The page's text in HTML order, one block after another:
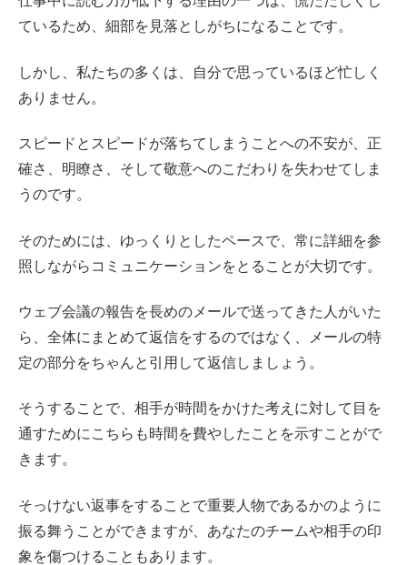
ているため、細部を見落としがちになることです。
しかし、私たちの多くは、自分で思っているほど忙しく
ありません。
スピードとスピードが落ちてしまうことへの不安が、正
確さ、明瞭さ、そして敬意へのこだわりを失わせてしま
うのです。
そのためには、ゆっくりとしたペースで、常に詳細を参
照しながらコミュニケーションをとることが大切です。
ウェブ会議の報告を長めのメールで送ってきた人がいた
ら、全体にまとめて返信をするのではなく、メールの特
定の部分をちゃんと引用して返信しましょう。
そうすることで、相手が時間をかけた考えに対して目を
通すためにこちらも時間を費やしたことを示すことがで
きます。
そっけない返事をすることで重要人物であるかのように
振る舞うことができますが、あなたのチームや相手の印
象を傷つけることもあります。